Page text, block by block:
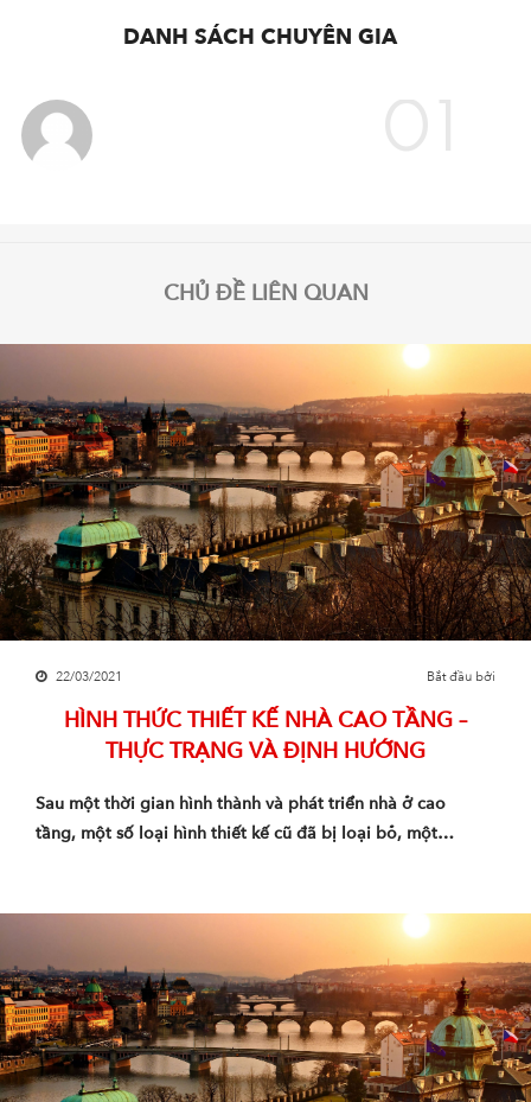
DANH SÁCH CHUYÊN GIA
CHỦ ĐỀ LIÊN QUAN
22/03/2021 Bắt đầu bởi
HÌNH THỨC THIẾT KẾ NHÀ CAO TẦNG –
THỰC TRẠNG VÀ ĐỊNH HƯỚNG
Sau một thời gian hình thành và phát triển nhà ở cao
tầng, một số loại hình thiết kế cũ đã bị loại bỏ, một…